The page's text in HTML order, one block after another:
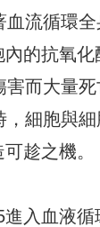
流循環全
的抗氧化
而大量
，細胞與
趁之機。
入血液循